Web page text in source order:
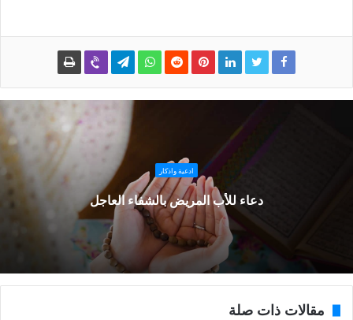
ادعية واذكار
دعاء للأب المريض بالشفاء العاجل
مقالات ذات صلة